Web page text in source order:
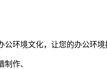
环境文化，让您的办公环境
作、